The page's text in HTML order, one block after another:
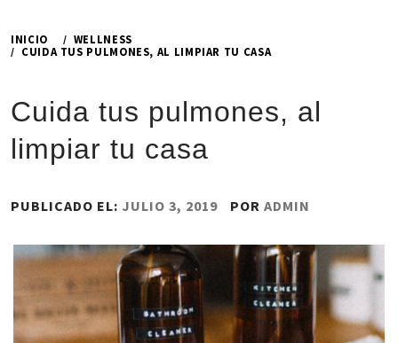
INICIO
WELLNESS
CUIDA TUS PULMONES, AL LIMPIAR TU CASA
Cuida tus pulmones, al
limpiar tu casa
PUBLICADO EL: JULIO 3, 2019 POR ADMIN